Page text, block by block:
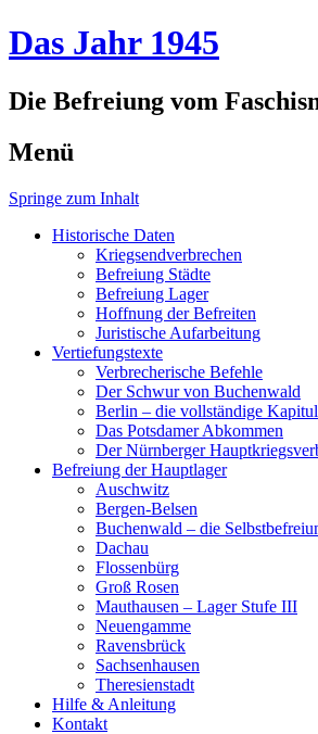
Das Jahr 1945
Die Befreiung vom
Menü
Springe zum Inhalt
Historische Daten
Kriegsendverbrechen
Befreiung Städte
Befreiung Lager
Hoffnung der Befreiten
Juristische Aufarbeitung
Vertiefungstexte
Verbrecherische Befehle
Der Schwur von Buchenwald
Berlin – die vollständige
Das Potsdamer Abkommen
Der Nürnberger
Befreiung der Hauptlager
Auschwitz
Bergen-Belsen
Buchenwald – die
Dachau
Flossenbürg
Groß Rosen
Mauthausen – Lager Stufe III
Neuengamme
Ravensbrück
Sachsenhausen
Theresienstadt
Hilfe & Anleitung
Kontakt